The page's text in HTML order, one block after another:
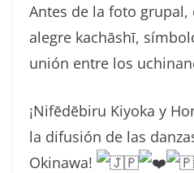
Antes de la foto grupal,
alegre kachāshī,
unión entre los
¡Nifēdēbiru Kiyoka y
la difusión de las
Okinawa!